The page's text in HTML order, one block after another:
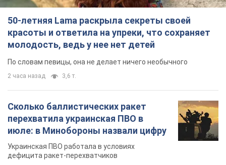
50-летняя Lama раскрыла секреты своей
красоты и ответила на упреки, что сохраняет
молодость, ведь у нее нет детей
По словам певицы, она не делает ничего необычного
2 часа назад 3,6 т.
Сколько баллистических ракет
перехватила украинская ПВО в
июле: в Минобороны назвали цифру
Украинская ПВО работала в условиях
дефицита ракет-перехватчиков